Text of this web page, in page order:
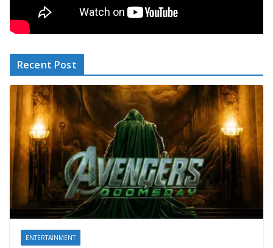
Recent Post
ENTERTAINMENT